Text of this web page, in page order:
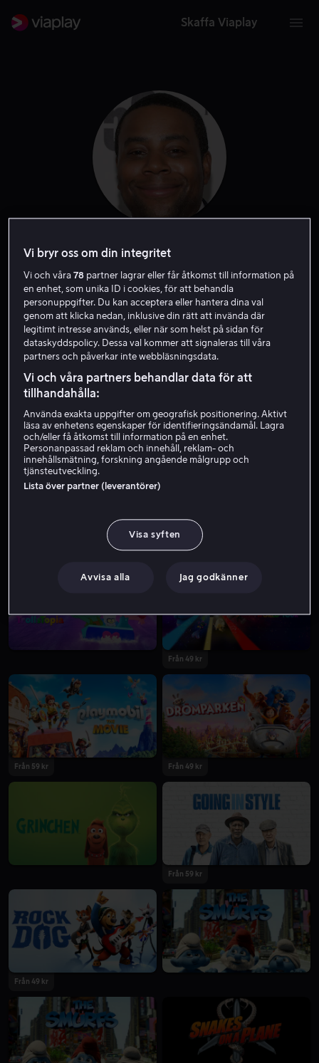
Skaffa Viaplay
Kenan Thompson
Skådespelare Röst Exekutiv producent
Köp 189 kr Från 49 kr
Från 49 kr
Från 59 kr Från 49 kr
Från 59 kr
Från 49 kr
Vi bryr oss om din integritet
Vi och våra78 partner lagrar eller får åtkomst till information på
en enhet, som unika ID i cookies, för att behandla
personuppgifter. Du kan acceptera eller hantera dina val
genom att klicka nedan, inklusive din rätt att invända där
legitimt intresse används, eller när som helst på sidan för
dataskyddspolicy. Dessa val kommer att signaleras till våra
partners och påverkar inte webbläsningsdata.
Vi och våra partners behandlar data för att
tillhandahålla:
Använda exakta uppgifter om geografisk positionering. Aktivt
läsa av enhetens egenskaper för identifieringsändamål. Lagra
och/eller få åtkomst till information på en enhet.
Personanpassad reklam och innehåll, reklam- och
innehållsmätning, forskning angående målgrupp och
tjänsteutveckling.
Lista över partner (leverantörer)
Visa syften
Avvisa alla Jag godkänner